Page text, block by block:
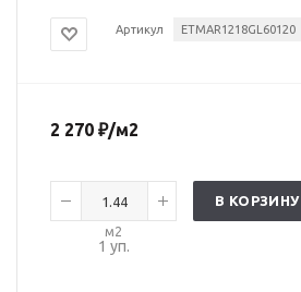
Артикул ETMAR1218GL60120
2 270 ₽/м2
м2
1 уп.
В КОРЗИНУ